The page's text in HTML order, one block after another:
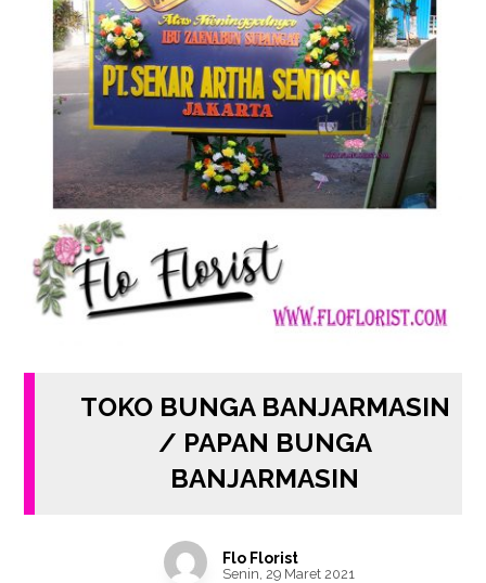
TOKO BUNGA BANJARMASIN
/ PAPAN BUNGA
BANJARMASIN
Flo Florist
Senin, 29 Maret 2021